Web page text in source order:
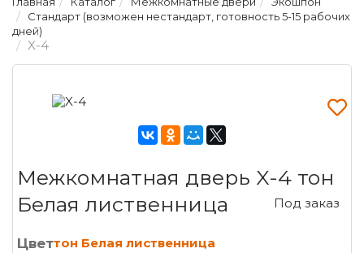
Стандарт (возможен нестандарт, готовность 5-15 рабочих
дней)
X-4
Межкомнатная дверь X-4 тон
Белая лиственница
Под заказ
Цветтон Белая лиственница